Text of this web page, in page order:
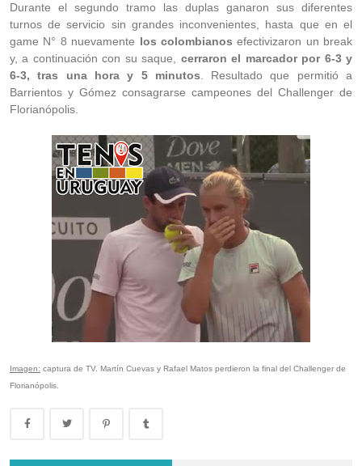
Durante el segundo tramo las duplas ganaron sus diferentes
turnos de servicio sin grandes inconvenientes, hasta que en el
game N° 8 nuevamente los colombianos efectivizaron un break
y, a continuación con su saque, cerraron el marcador por 6-3 y
6-3, tras una hora y 5 minutos . Resultado que permitió a
Barrientos y Gómez consagrarse campeones del Challenger de
Florianópolis.
Imagen: captura de TV. Martín Cuevas y Rafael Matos perdieron la final del Challenger de
Florianópolis.
Lima Challenger: Ignacio Carou y Franco Roncadelli participarán en